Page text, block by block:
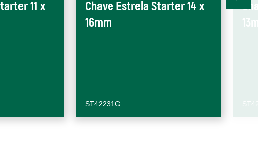
11 x
Chave Estrela Starter 14 x
16mm
ST42231G